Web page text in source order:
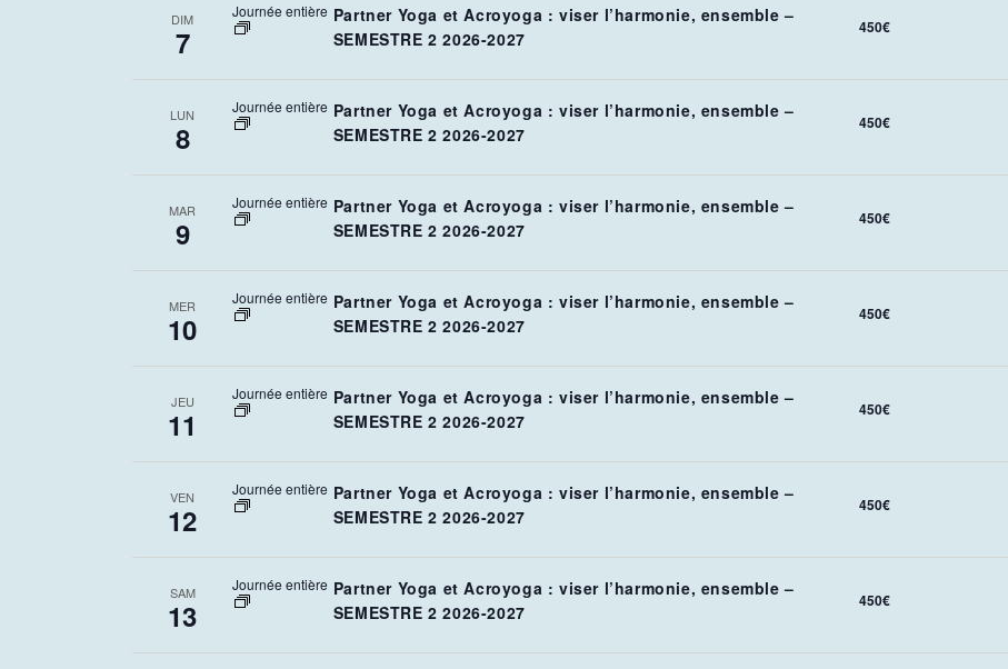
DIM
7
Journée entière Partner Yoga et Acroyoga : viser l’harmonie, ensemble –
SEMESTRE 2 2026-2027
450€
LUN
8
Journée entière Partner Yoga et Acroyoga : viser l’harmonie, ensemble –
SEMESTRE 2 2026-2027
450€
MAR
9
Journée entière Partner Yoga et Acroyoga : viser l’harmonie, ensemble –
SEMESTRE 2 2026-2027
450€
MER
10
Journée entière Partner Yoga et Acroyoga : viser l’harmonie, ensemble –
SEMESTRE 2 2026-2027
450€
JEU
11
Journée entière Partner Yoga et Acroyoga : viser l’harmonie, ensemble –
SEMESTRE 2 2026-2027
450€
VEN
12
Journée entière Partner Yoga et Acroyoga : viser l’harmonie, ensemble –
SEMESTRE 2 2026-2027
450€
SAM
13
Journée entière Partner Yoga et Acroyoga : viser l’harmonie, ensemble –
SEMESTRE 2 2026-2027
450€